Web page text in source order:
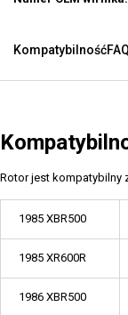
KompatybilnośćFAQ
Rotor jest kompatybilny
1985 XBR500
1985 XR600R
1986 XBR500